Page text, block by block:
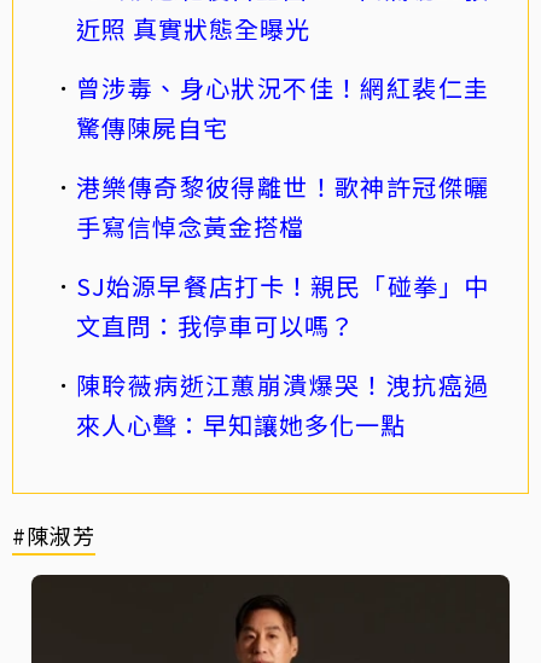
近照 真實狀態全曝光
曾涉毒、身心狀況不佳！網紅裴仁圭
驚傳陳屍自宅
港樂傳奇黎彼得離世！歌神許冠傑曬
手寫信悼念黃金搭檔
SJ始源早餐店打卡！親民「碰拳」中
文直問：我停車可以嗎？
陳聆薇病逝江蕙崩潰爆哭！洩抗癌過
來人心聲：早知讓她多化一點
#陳淑芳